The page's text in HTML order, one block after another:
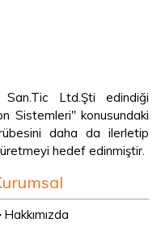
Ltd.Şti edindiği
Sistemleri" konusundaki
daha da ilerletip
hedef edinmiştir.
Hakkımızda